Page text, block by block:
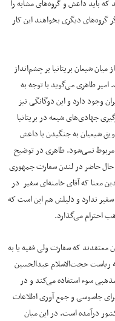
که باید داعش و گروه‌های مشابه را
گروه‌های دیگری بخواهند این کار
شیعان بریتانیا بر چشم‌انداز
طاهری می‌گوید با توجه به
وجود دارد و این دوگانگی نیز
جهادی‌های شیعه در بریتانیا
شیعیان به جنگیدن با داعش
نمی‌شود. طاهری در توضیح
حال حاضر در لندن سفارت جمهوری
معنا که آقای خامنه‌ای سفیر در
ندارد و دلیلش هم این است که
احترام می‌گذارد.
معتقدند که سفارت ولی فقیه یا به
ریاست حجت‌الاسلام عبدالحسین
مذهبی سوء استفاده می‌کند و در
جاسوسی و جمع آوری اطلاعات
کشور درآمده است. در این میان